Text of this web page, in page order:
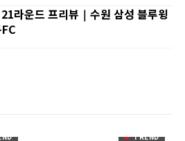
라운드 프리뷰｜수원 삼성 블루윙
TREND